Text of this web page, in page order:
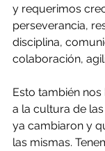
y requerimos
perseverancia,
disciplina,
colaboración,
Esto también
a la cultura de
ya cambiaron y
las mismas.